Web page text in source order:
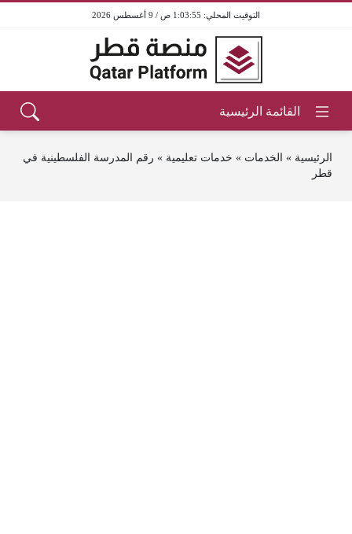
1:03:55 ص / 9 أغسطس 2026
الرئيسية » الخدمات » خدمات تعليمية » رقم المدرسة الفلسطينية في
قطر